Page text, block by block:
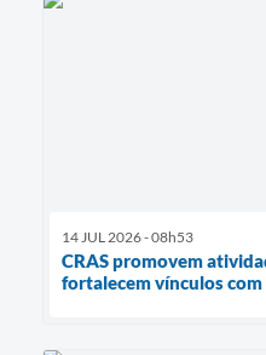
14 JUL 2026 - 08h53
CRAS promovem
fortalecem vínculos